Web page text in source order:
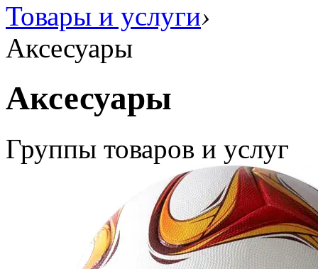
Товары и услуги›
Аксесуары
Аксесуары
Группы товаров и услуг